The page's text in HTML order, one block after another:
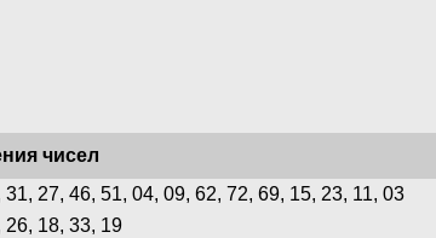
чисел
27, 46, 51, 04, 09, 62, 72, 69, 15, 23, 11, 03
26, 18, 33, 19